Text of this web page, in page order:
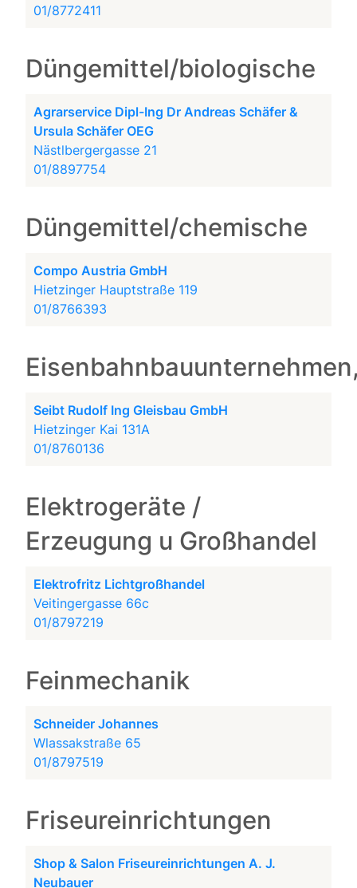
01/8772411
Düngemittel/biologische
Agrarservice Dipl-Ing Dr Andreas Schäfer &
Ursula Schäfer OEG
Nästlbergergasse 21
01/8897754
Düngemittel/chemische
Compo Austria GmbH
Hietzinger Hauptstraße 119
01/8766393
Seibt Rudolf Ing Gleisbau GmbH
Hietzinger Kai 131A
01/8760136
Elektrogeräte /
Erzeugung u Großhandel
Elektrofritz Lichtgroßhandel
Veitingergasse 66c
01/8797219
Feinmechanik
Schneider Johannes
Wlassakstraße 65
01/8797519
Friseureinrichtungen
Shop & Salon Friseureinrichtungen A. J.
Neubauer